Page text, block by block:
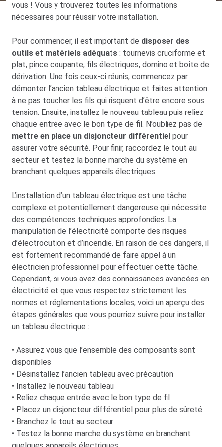
vous ! Vous y trouverez toutes les informations
nécessaires pour réussir votre installation.
Pour commencer, il est important de disposer des
outils et matériels adéquats : tournevis cruciforme et
plat, pince coupante, fils électriques, domino et boîte de
dérivation. Une fois ceux-ci réunis, commencez par
démonter l’ancien tableau électrique et faites attention
à ne pas toucher les fils qui risquent d’être encore sous
tension. Ensuite, installez le nouveau tableau puis reliez
chaque entrée avec le bon type de fil. N’oubliez pas de
mettre en place un disjoncteur différentiel pour
assurer votre sécurité. Pour finir, raccordez le tout au
secteur et testez la bonne marche du système en
branchant quelques appareils électriques.
L’installation d’un tableau électrique est une tâche
complexe et potentiellement dangereuse qui nécessite
des compétences techniques approfondies. La
manipulation de l’électricité comporte des risques
d’électrocution et d’incendie. En raison de ces dangers, il
est fortement recommandé de faire appel à un
électricien professionnel pour effectuer cette tâche.
Cependant, si vous avez des connaissances avancées en
électricité et que vous respectez strictement les
normes et réglementations locales, voici un aperçu des
étapes générales que vous pourriez suivre pour installer
un tableau électrique :
• Assurez vous que l’ensemble des composants sont
disponibles
• Désinstallez l’ancien tableau avec précaution
• Installez le nouveau tableau
• Reliez chaque entrée avec le bon type de fil
• Placez un disjoncteur différentiel pour plus de sûreté
• Branchez le tout au secteur
• Testez la bonne marche du système en branchant